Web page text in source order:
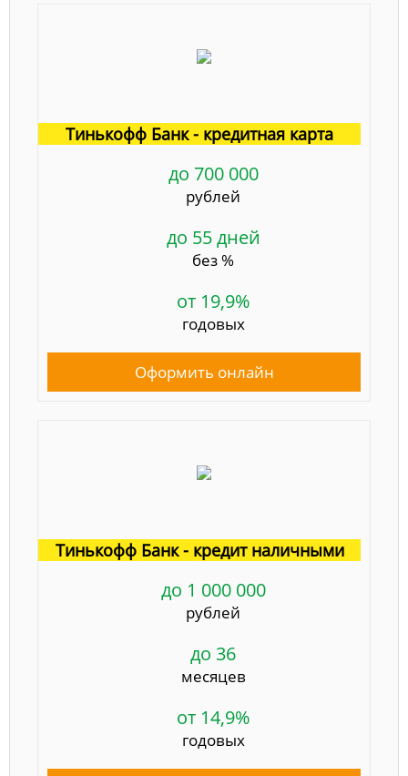
Тинькофф Банк - кредитная карта
до 700 000
рублей
до 55 дней
без %
от 19,9%
годовых
Оформить онлайн
Тинькофф Банк - кредит наличными
до 1 000 000
рублей
до 36
месяцев
от 14,9%
годовых